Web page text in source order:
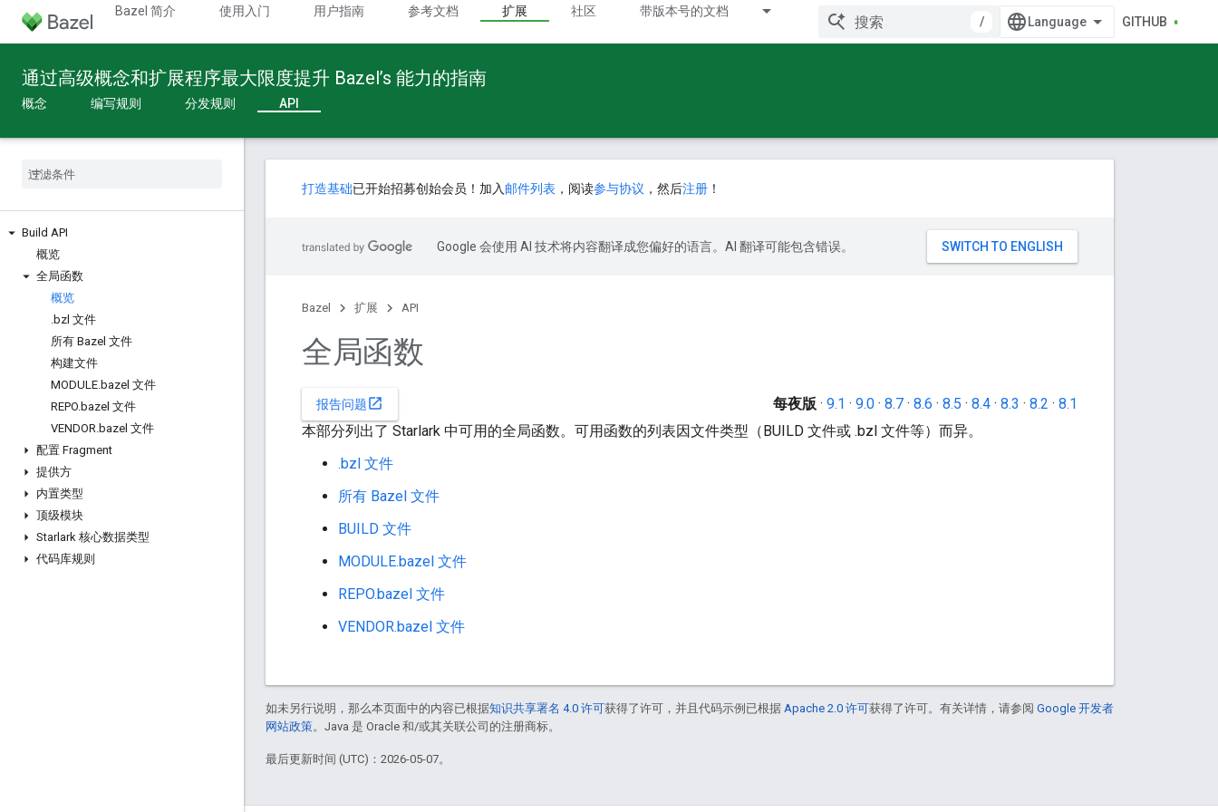
Bazel 简介 使用入门 用户指南 参考文档 扩展 社区 带版本号的文档
/ GITHUB
通过高级概念和扩展程序最大限度提升 Bazel’s 能力的指南
概念 编写规则 分发规则 API
Build API
概览
全局函数
概览
.bzl 文件
所有 Bazel 文件
构建文件
MODULE.bazel 文件
REPO.bazel 文件
VENDOR.bazel 文件
配置 Fragment
提供方
内置类型
顶级模块
Starlark 核心数据类型
代码库规则
打造基础已开始招募创始会员！加入 邮件列表 ，阅读参与协议 ，然后注册 ！
Google 会使用 AI 技术将内容翻译成您偏好的语言。AI 翻译可能包含错误。
Bazel 扩展 API
全局函数
报告问题open_in_new 每夜版 · 9.1 · 9.0 · 8.7 · 8.6 · 8.5 · 8.4 · 8.3 · 8.2 · 8.1
本部分列出了 Starlark 中可用的全局函数。可用函数的列表因文件类型（BUILD 文件或 .bzl 文件等）而异。
.bzl 文件
所有 Bazel 文件
BUILD 文件
MODULE.bazel 文件
REPO.bazel 文件
VENDOR.bazel 文件
如未另行说明，那么本页面中的内容已根据知识共享署名 4.0 许可获得了许可，并且代码示例已根据 Apache 2.0 许可获得了许可。有关详情，请参阅 Google 开发者
网站政策。Java 是 Oracle 和/或其关联公司的注册商标。
最后更新时间 (UTC)：2026-05-07。